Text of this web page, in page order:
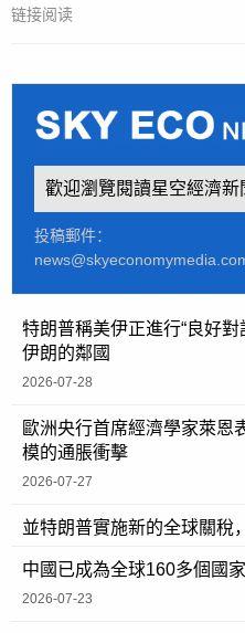
链接阅读
歡迎瀏覽閱讀星空經濟新
投稿郵件：
特朗普稱美伊正進行“良好
伊朗的鄰國
2026-07-28
歐洲央行首席經濟學家萊恩
模的通脹衝擊
2026-07-27
並特朗普實施新的全球關稅
中國已成為全球160多個國
2026-07-23